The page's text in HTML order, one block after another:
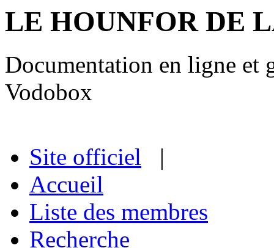
LE HOUNFOR DE
Documentation en ligne et
Vodobox
Site officiel |
Accueil
Liste des membres
Recherche